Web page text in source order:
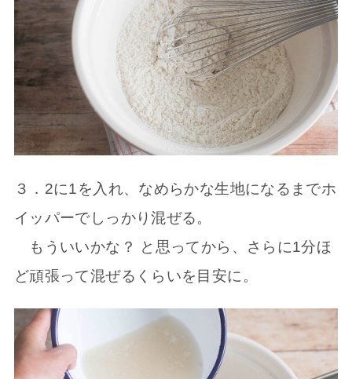
３．2に1を入れ、なめらかな生地になるまでホ
イッパーでしっかり混ぜる。
もういいかな？ と思ってから、さらに1分ほ
ど頑張って混ぜるくらいを目安に。